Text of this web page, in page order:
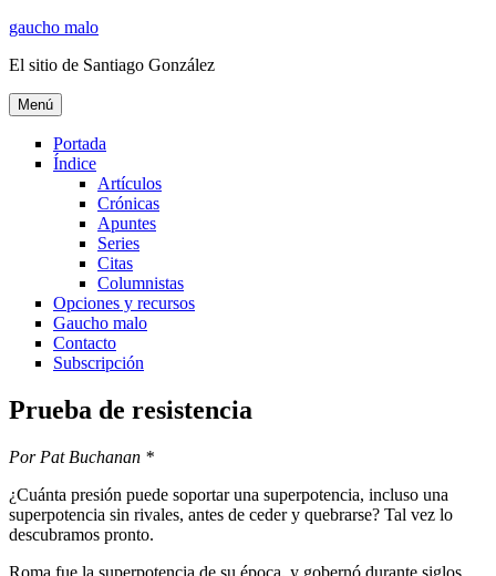
Ir
contenido
gaucho malo
El sitio de Santiago González
Menú
Portada
Índice
Artículos
Crónicas
Apuntes
Series
Citas
Columnistas
Opciones y recursos
Gaucho malo
Contacto
Subscripción
Prueba de resistencia
Por Pat Buchanan *
¿Cuánta presión puede soportar una superpotencia, incluso una
superpotencia sin rivales, antes de ceder y quebrarse? Tal vez lo
descubramos pronto.
Roma fue la superpotencia de su época, y gobernó durante siglos